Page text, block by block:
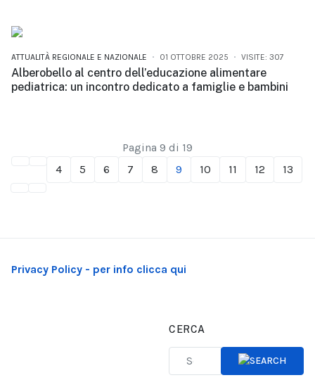
ATTUALITÀ REGIONALE E NAZIONALE 01 OTTOBRE 2025 VISITE: 307
Alberobello al centro dell’educazione alimentare
pediatrica: un incontro dedicato a famiglie e bambini
4 5 6 7 8 9 10 11 12 13
Pagina 9 di 19
Privacy Policy - per info clicca qui
CERCA